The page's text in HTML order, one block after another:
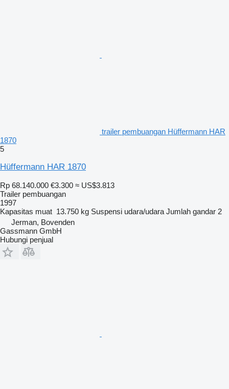
trailer pembuangan Hüffermann HAR
1870
5
Hüffermann HAR 1870
Rp 68.140.000 €3.300 ≈ US$3.813
Trailer pembuangan
1997
Kapasitas muat 13.750 kg Suspensi udara/udara Jumlah gandar 2
Jerman, Bovenden
Gassmann GmbH
Hubungi penjual